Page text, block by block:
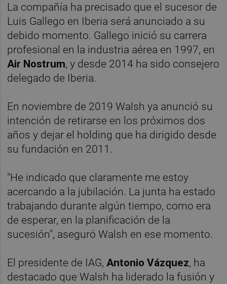
La compañía ha precisado que el sucesor de
Luis Gallego en Iberia será anunciado a su
debido momento. Gallego inició su carrera
profesional en la industria aérea en 1997, en
Air Nostrum, y desde 2014 ha sido consejero
delegado de Iberia.
En noviembre de 2019 Walsh ya anunció su
intención de retirarse en los próximos dos
años y dejar el holding que ha dirigido desde
su fundación en 2011.
"He indicado que claramente me estoy
acercando a la jubilación. La junta ha estado
trabajando durante algún tiempo, como era
de esperar, en la planificación de la
sucesión", aseguró Walsh en ese momento.
El presidente de IAG, Antonio Vázquez, ha
destacado que Walsh ha liderado la fusión y